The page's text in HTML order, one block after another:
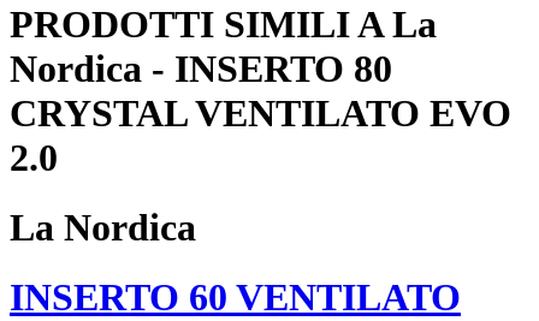
PRODOTTI SIMILI A La
Nordica - INSERTO 80
CRYSTAL VENTILATO EVO
2.0
La Nordica
INSERTO 60 VENTILATO